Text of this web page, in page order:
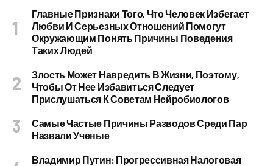
Главные Признаки Того, Что Человек Избегает
Любви И Серьезных Отношений Помогут
Окружающим Понять Причины Поведения
Таких Людей
Злость Может Навредить В Жизни, Поэтому,
Чтобы От Нее Избавиться Следует
Прислушаться К Советам Нейробиологов
Самые Частые Причины Разводов Среди Пар
Назвали Ученые
Владимир Путин: Прогрессивная Налоговая